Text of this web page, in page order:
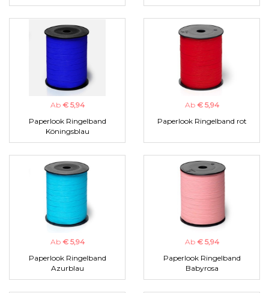
Ab € 5,94
Paperlook Ringelband
Köningsblau
Ab € 5,94
Paperlook Ringelband rot
Ab € 5,94
Paperlook Ringelband
Azurblau
Ab € 5,94
Paperlook Ringelband
Babyrosa